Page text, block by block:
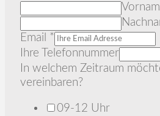
Email *
Ihre Telefonnummer
In welchem Zeitraum
vereinbaren?
09-12 Uhr